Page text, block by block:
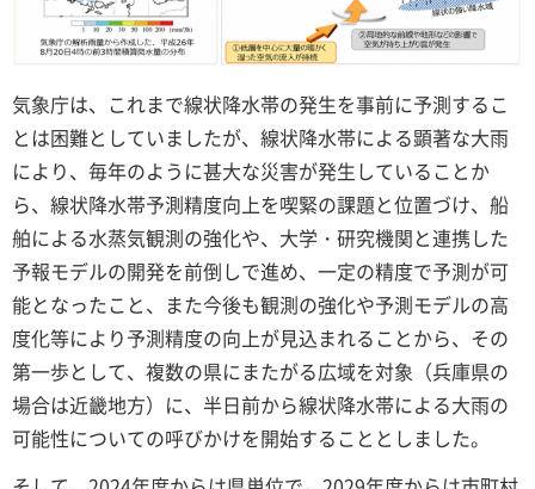
気象庁は、これまで線状降水帯の発生を事前に予測するこ
とは困難としていましたが、線状降水帯による顕著な大雨
により、毎年のように甚大な災害が発生していることか
ら、線状降水帯予測精度向上を喫緊の課題と位置づけ、船
舶による水蒸気観測の強化や、大学・研究機関と連携した
予報モデルの開発を前倒しで進め、一定の精度で予測が可
能となったこと、また今後も観測の強化や予測モデルの高
度化等により予測精度の向上が見込まれることから、その
第一歩として、複数の県にまたがる広域を対象（兵庫県の
場合は近畿地方）に、半日前から線状降水帯による大雨の
可能性についての呼びかけを開始することとしました。